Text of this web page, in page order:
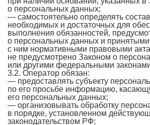
о персональных данных;
— самостоятельно определять
необходимых и достаточных для
выполнения обязанностей,
о персональных данных и принятыми
с ним нормативными правовыми
не предусмотрено Законом о
или другими федеральными
3.2. Оператор обязан:
— предоставлять субъекту
по его просьбе информацию,
его персональных данных;
— организовывать обработку
в порядке, установленном
законодательством РФ;